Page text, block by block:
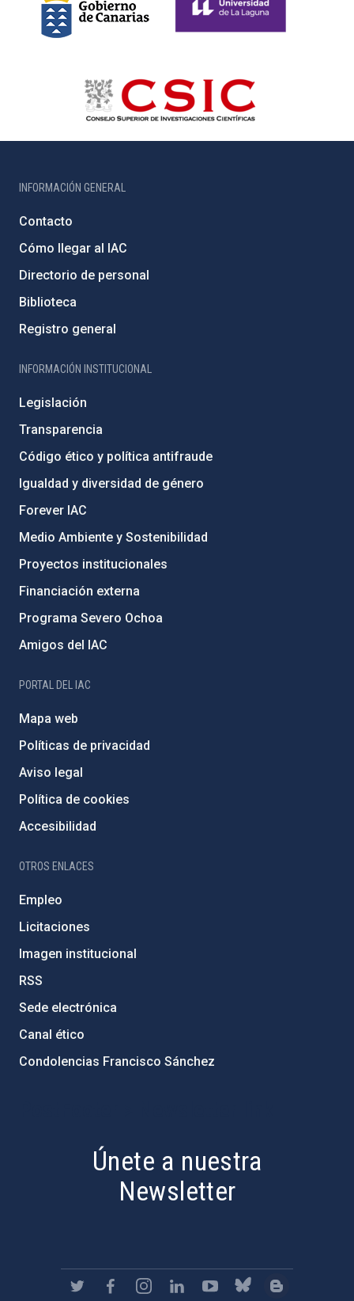
INFORMACIÓN GENERAL
Contacto
Cómo llegar al IAC
Directorio de personal
Biblioteca
Registro general
INFORMACIÓN INSTITUCIONAL
Legislación
Transparencia
Código ético y política antifraude
Igualdad y diversidad de género
Forever IAC
Medio Ambiente y Sostenibilidad
Proyectos institucionales
Financiación externa
Programa Severo Ochoa
Amigos del IAC
PORTAL DEL IAC
Mapa web
Políticas de privacidad
Aviso legal
Política de cookies
Accesibilidad
OTROS ENLACES
Empleo
Licitaciones
Imagen institucional
RSS
Sede electrónica
Canal ético
Condolencias Francisco Sánchez
Únete a nuestra
Newsletter